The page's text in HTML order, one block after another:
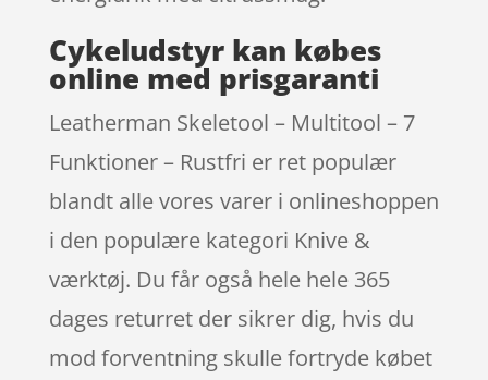
Cykeludstyr kan købes
online med prisgaranti
Leatherman Skeletool – Multitool – 7
Funktioner – Rustfri er ret populær
blandt alle vores varer i onlineshoppen
i den populære kategori Knive &
værktøj. Du får også hele hele 365
dages returret der sikrer dig, hvis du
mod forventning skulle fortryde købet